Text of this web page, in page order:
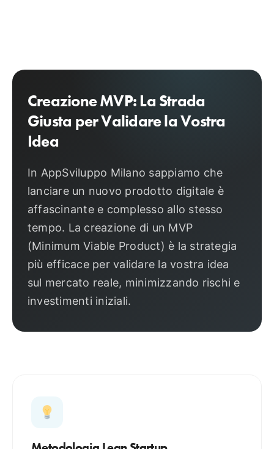
Creazione MVP: La Strada
Giusta per Validare la Vostra
Idea
In AppSviluppo Milano sappiamo che
lanciare un nuovo prodotto digitale è
affascinante e complesso allo stesso
tempo. La creazione di un MVP
(Minimum Viable Product) è la strategia
più efficace per validare la vostra idea
sul mercato reale, minimizzando rischi e
investimenti iniziali.